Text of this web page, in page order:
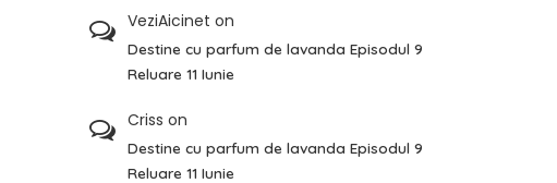
VeziAicinet on
Destine cu parfum de lavanda Episodul 9
Reluare 11 Iunie
Criss on
Destine cu parfum de lavanda Episodul 9
Reluare 11 Iunie